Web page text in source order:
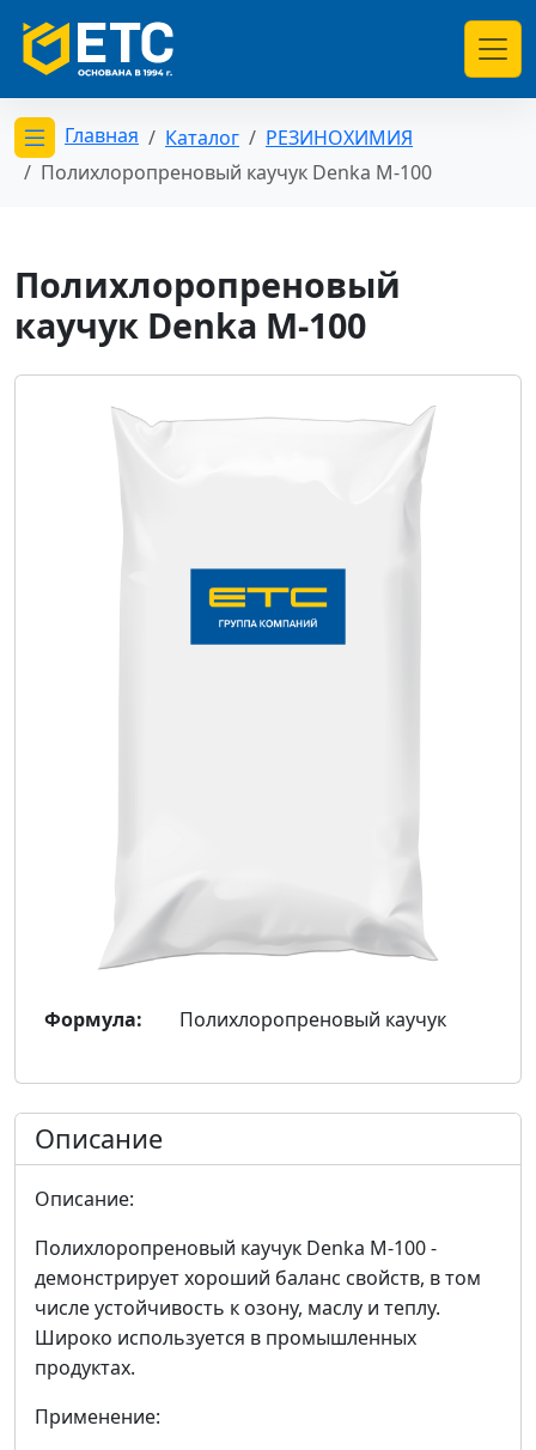
Открыть меню категорий
Главная Каталог
РЕЗИНОХИМИЯ
Полихлоропреновый каучук Denka М-100
Полихлоропреновый
каучук Denka М-100
Формула: Полихлоропреновый каучук
Описание
Описание:
Полихлоропреновый каучук Denka М-100 -
демонстрирует хороший баланс свойств, в том
числе устойчивость к озону, маслу и теплу.
Широко используется в промышленных
продуктах.
Применение: